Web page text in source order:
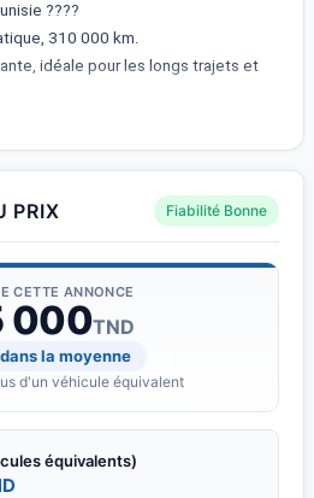
????
310 000 km.
idéale pour les longs trajets et
agréable.
PRIX Fiabilité Bonne
CETTE ANNONCE
000TND
la moyenne
d'un véhicule équivalent
équivalents)